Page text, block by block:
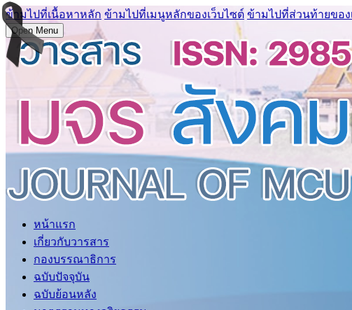
ข้ามไปที่เนื้อหาหลัก ข้ามไปที่เมนูหลักของเว็บไซต์ ข้ามไปที่ส่วนท้ายของ
Open Menu
หน้าแรก
เกี่ยวกับวารสาร
กองบรรณาธิการ
ฉบับปัจจุบัน
ฉบับย้อนหลัง